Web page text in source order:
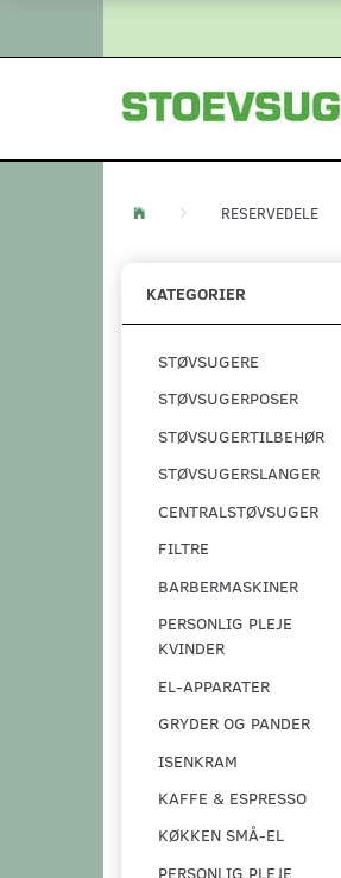
RESERVEDELE
KATEGORIER
STØVSUGERE
STØVSUGERPOSER
STØVSUGERTILBEHØR
STØVSUGERSLANGER
CENTRALSTØVSUGER
FILTRE
BARBERMASKINER
PERSONLIG PLEJE
KVINDER
EL-APPARATER
GRYDER OG PANDER
ISENKRAM
KAFFE & ESPRESSO
KØKKEN SMÅ-EL
PERSONLIG PLEJE